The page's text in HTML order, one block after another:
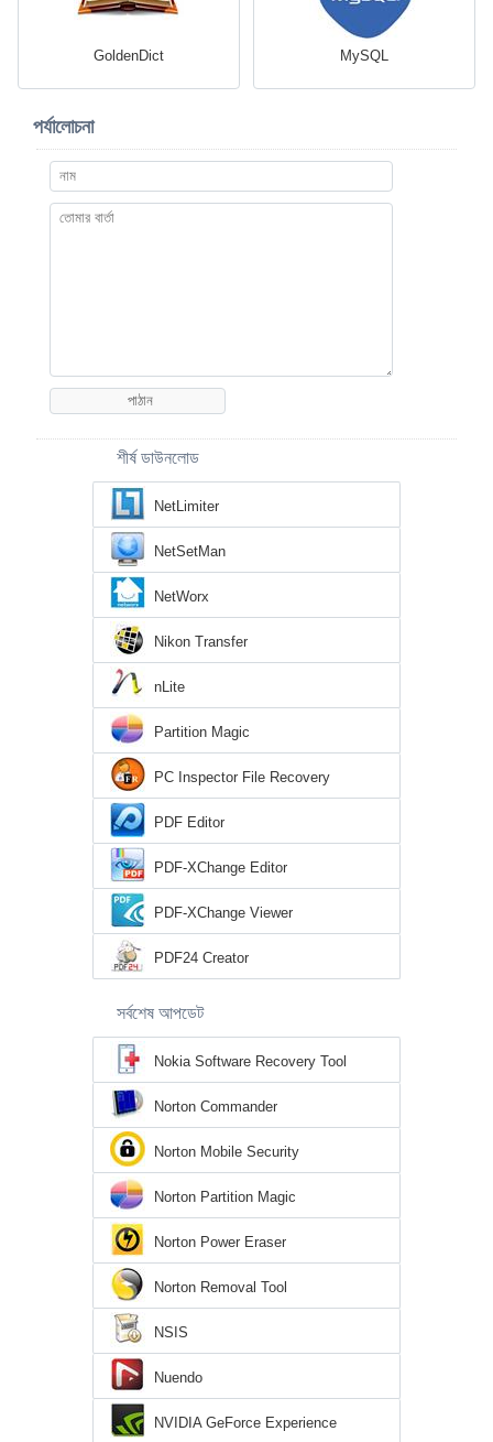
GoldenDict MySQL
পর্যালোচনা
শীর্ষ ডাউনলোড
NetLimiter
NetSetMan
NetWorx
Nikon Transfer
nLite
Partition Magic
PC Inspector File Recovery
PDF Editor
PDF-XChange Editor
PDF-XChange Viewer
PDF24 Creator
সর্বশেষ আপডেট
Nokia Software Recovery Tool
Norton Commander
Norton Mobile Security
Norton Partition Magic
Norton Power Eraser
Norton Removal Tool
NSIS
Nuendo
NVIDIA GeForce Experience